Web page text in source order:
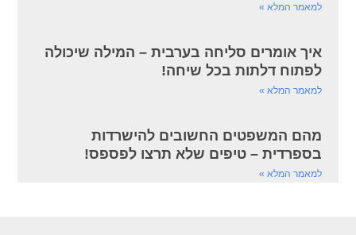
למאמר המלא »
איך אומרים סליחה בערבית – המילה שיכולה
לפתוח דלתות בכל שיחה!
למאמר המלא »
מהם המשפטים החשובים להישרדות
בספרדית – טיפים שלא תרצו לפספס!
למאמר המלא »